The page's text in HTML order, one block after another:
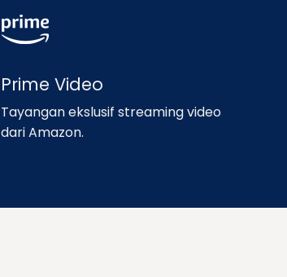
Prime Video
Tayangan ekslusif streaming video
dari Amazon.